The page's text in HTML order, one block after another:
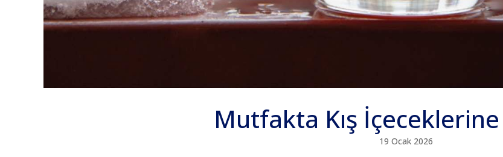
Mutfakta Kış İçeceklerine
19 Ocak 2026